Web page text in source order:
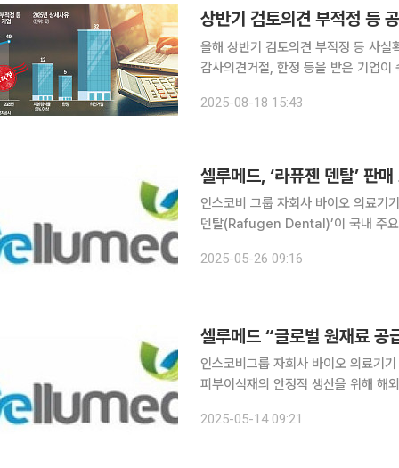
상반기 검토의견 부적정 등
올해 상반기 검토의견 부적정 등 사실
감사의견거절, 한정 등을 받은 기업
‘반기검토(감사) 의견 부적정 등 사실
2025-08-18 15:43
셀루메드, ‘라퓨젠 덴탈’ 판
인스코비 그룹 자회사 바이오 의료기
덴탈(Rafugen Dental)’이 국내 주요
건하는 고기능성 골이식재로, 뛰어난
2025-05-26 09:16
셀루메드 “글로벌 원재료
인스코비그룹 자회사 바이오 의료기
피부이식재의 안정적 생산을 위해 해
장 확대 대응 전략의 일환이다. 기존
2025-05-14 09:21